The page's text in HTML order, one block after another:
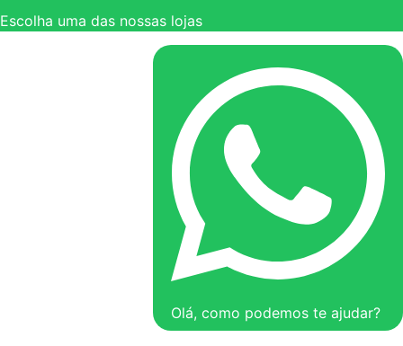
Escolha uma das nossas lojas
Olá, como podemos te ajudar?